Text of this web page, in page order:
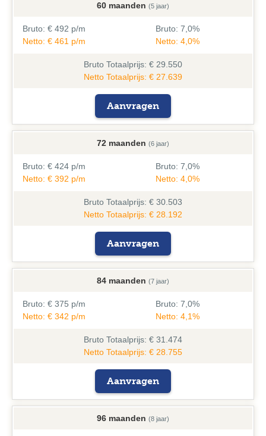
60 maanden (5 jaar)
Bruto: € 492 p/m
Netto: € 461 p/m
Bruto: 7,0%
Netto: 4,0%
Bruto Totaalprijs: € 29.550
Netto Totaalprijs: € 27.639
Aanvragen
72 maanden (6 jaar)
Bruto: € 424 p/m
Netto: € 392 p/m
Bruto: 7,0%
Netto: 4,0%
Bruto Totaalprijs: € 30.503
Netto Totaalprijs: € 28.192
Aanvragen
84 maanden (7 jaar)
Bruto: € 375 p/m
Netto: € 342 p/m
Bruto: 7,0%
Netto: 4,1%
Bruto Totaalprijs: € 31.474
Netto Totaalprijs: € 28.755
Aanvragen
96 maanden (8 jaar)